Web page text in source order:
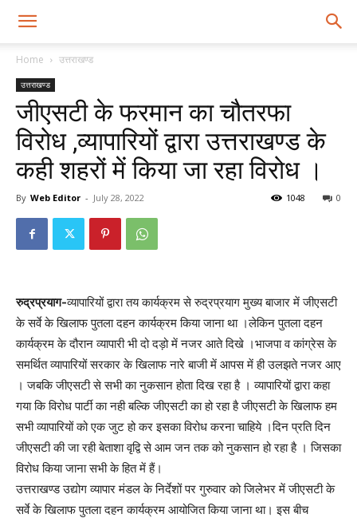
Home उत्तराखण्ड
उत्तराखण्ड
जीएसटी के फरमान का चौतरफा
विरोध ,व्यापारियों द्वारा उत्तराखण्ड के
कही शहरों में किया जा रहा विरोध ।
By Web Editor - July 28, 2022 0
1048
रुद्रप्रयाग-व्यापारियों द्वारा तय कार्यक्रम से रुद्रप्रयाग मुख्य बाजार में जीएसटी
के सर्वे के खिलाफ पुतला दहन कार्यक्रम किया जाना था ।लेकिन पुतला दहन
कार्यक्रम के दौरान व्यापारी भी दो दड़ो में नजर आते दिखे ।भाजपा व कांग्रेस के
समर्थित व्यापारियों सरकार के खिलाफ नारे बाजी में आपस में ही उलझते नजर आए
। जबकि जीएसटी से सभी का नुकसान होता दिख रहा है । व्यापारियों द्वारा कहा
गया कि विरोध पार्टी का नही बल्कि जीएसटी का हो रहा है जीएसटी के खिलाफ हम
सभी व्यापारियों को एक जुट हो कर इसका विरोध करना चाहिये ।दिन प्रति दिन
जीएसटी की जा रही बेताशा वृद्वि से आम जन तक को नुकसान हो रहा है । जिसका
विरोध किया जाना सभी के हित में हैं।
उत्तराखण्ड उद्योग व्यापार मंडल के निर्देशों पर गुरुवार को जिलेभर में जीएसटी के
सर्वे के खिलाफ पुतला दहन कार्यक्रम आयोजित किया जाना था। इस बीच